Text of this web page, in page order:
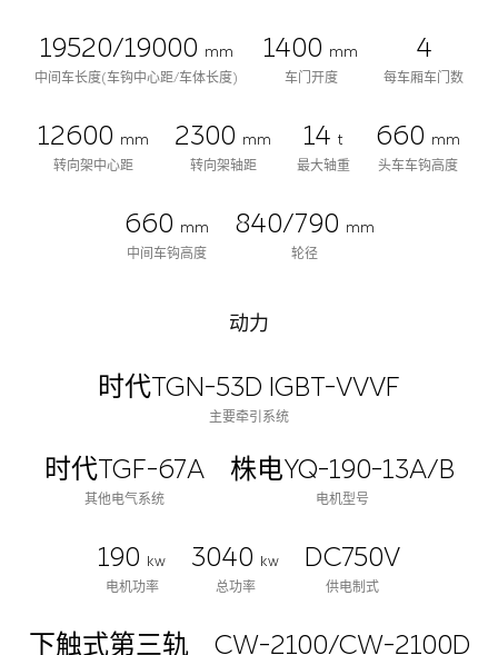
19520/19000 mm
中间车长度(车钩中心距/车体长度)
1400 mm
车门开度
4
每车厢车门数
12600 mm
转向架中心距
2300 mm
转向架轴距
14 t
最大轴重
660 mm
头车车钩高度
660 mm
中间车钩高度
840/790 mm
轮径
动力
时代TGN-53D IGBT-VVVF
主要牵引系统
时代TGF-67A
其他电气系统
株电YQ-190-13A/B
电机型号
190
kw
电机功率
3040
kw
总功率
DC750V
供电制式
下触式第三轨 CW-2100/CW-2100D